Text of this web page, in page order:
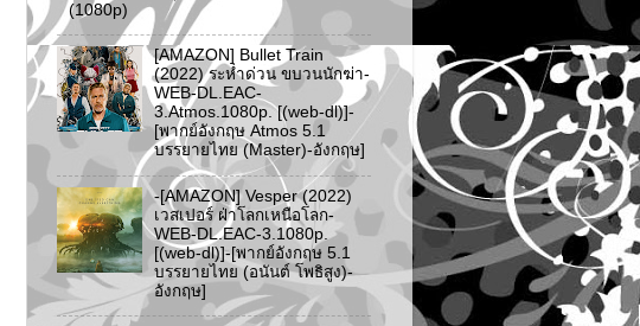
(1080p)
[AMAZON] Bullet Train
(2022) ระห่ำด่วน ขบวนนักฆ่า-
WEB-DL.EAC-
3.Atmos.1080p. [(web-dl)]-
[พากย์อังกฤษ Atmos 5.1
บรรยายไทย (Master)-อังกฤษ]
-[AMAZON] Vesper (2022)
เวสเปอร์ ฝ่าโลกเหนือโลก-
WEB-DL.EAC-3.1080p.
[(web-dl)]-[พากย์อังกฤษ 5.1
บรรยายไทย (อนันต์ โพธิสูง)-
อังกฤษ]